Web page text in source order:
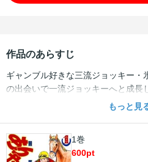
作品のあらすじ
ギャンブル好きな三流ジョッキー・
の出会いで一流ジョッキーへと成長
い加減な生活を送るギャンブル好き
いた氷室だったが、真剣に取り組ん
い……!?
もっと見
1巻
600pt